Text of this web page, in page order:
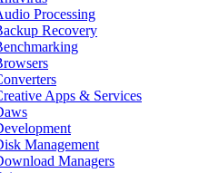
Processing
Recovery
Apps & Services
Management
Managers